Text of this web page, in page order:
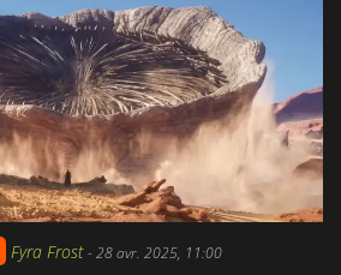
Fyra Frost-28 avr. 2025, 11:00